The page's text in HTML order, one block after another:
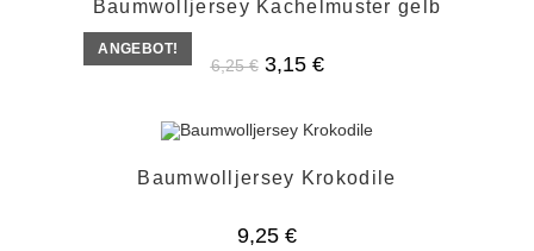
ANGEBOT!
Baumwolljersey Kachelmuster gelb
6,25€ Ursprünglicher
Preis
3,15 €Aktueller
Preis
Baumwolljersey Krokodile
9,25 €